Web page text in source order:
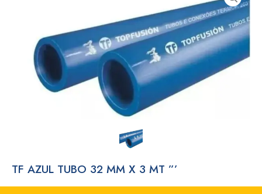
TF AZUL TUBO 32 MM X 3 MT ”’